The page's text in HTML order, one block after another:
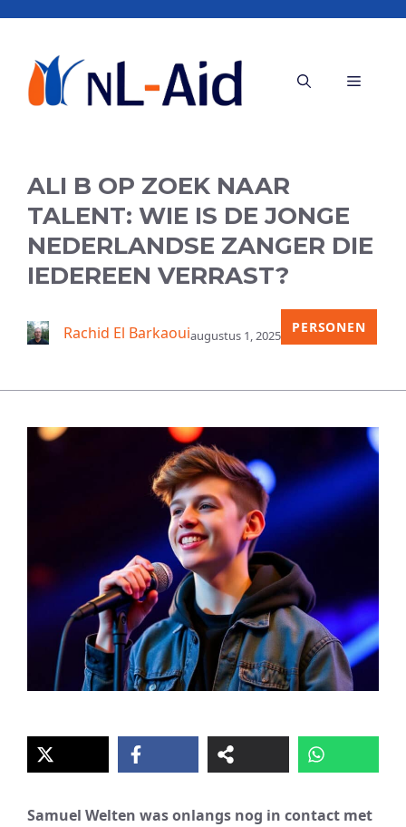
inhoud
Menu
ALI B OP ZOEK NAAR
TALENT: WIE IS DE JONGE
NEDERLANDSE ZANGER DIE
IEDEREEN VERRAST?
Rachid El Barkaouiaugustus 1, 2025 PERSONEN
Samuel Welten was onlangs nog in contact met